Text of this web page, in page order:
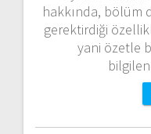
hakkında, bölüm
gerektirdiği
yani özetle